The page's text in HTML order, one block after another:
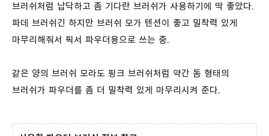
브러쉬처럼 납닥하고 좀 기다란 브러쉬가 사용하기에 딱 좋았다.
파데 브러쉬긴 하지만 브러쉬 모가 텐션이 좋고 밀착력 있게
마무리해줘서 픽서 파우더용으로 쓰는 중.
같은 양의 브러쉬 모라도 핑크 브러쉬처럼 약간 돔 형태의
브러쉬가 파우더를 좀 더 밀착력 있게 마무리시켜 준다.